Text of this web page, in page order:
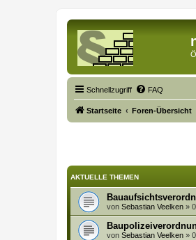
Schnellzugriff FAQ
Startseite Foren-Übersicht
AKTUELLE THEMEN
von Sebastian Veelken »
von Sebastian Veelken »